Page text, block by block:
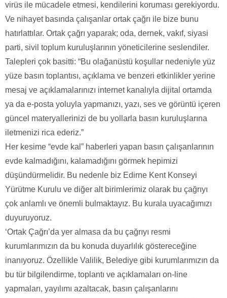
virüs ile mücadele etmesi, kendilerini koruması gerekiyordu.
Ve nihayet basında çalışanlar ortak çağrı ile bize bunu
hatırlattılar. Ortak çağrı yaparak; oda, dernek, vakıf, siyasi
parti, sivil toplum kuruluşlarının yöneticilerine seslendiler.
Talepleri çok basitti: “Bu olağanüstü koşullar nedeniyle yüz
yüze basın toplantısı, açıklama ve benzeri etkinlikler yerine
mesaj ve açıklamalarınızı internet kanalıyla dijital ortamda
ya da e-posta yoluyla yapmanızı, yazı, ses ve görüntü içeren
güncel materyallerinizi de bu yollarla basın kuruluşlarına
iletmenizi rica ederiz.”
Her kesime “evde kal” haberleri yapan basın çalışanlarının
evde kalmadığını, kalamadığını görmek hepimizi
düşündürmelidir. Bu nedenle biz Edirne Kent Konseyi
Yürütme Kurulu ve diğer alt birimlerimiz olarak bu çağrıyı
çok anlamlı ve önemli bulmaktayız. Bu kurala uyacağımızı
duyuruyoruz.
‘Ortak Çağrı’da yer almasa da bu çağrıyı resmi
kurumlarımızın da bu konuda duyarlılık göstereceğine
inanıyoruz. Özellikle Valilik, Belediye gibi kurumlarımızın da
bu tür bilgilendirme, toplantı ve açıklamaları on-line
yapmaları, yayılımı azaltacak, basın çalışanlarını